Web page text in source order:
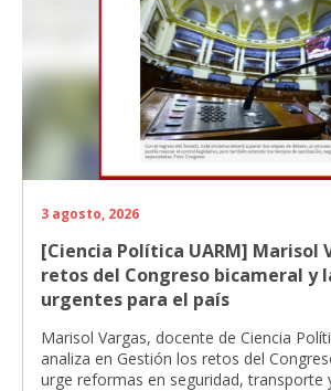
3 agosto, 2026
[Ciencia Política UARM] Marisol
retos del Congreso bicameral y
urgentes para el país
Marisol Vargas, docente de Ciencia
analiza en Gestión los retos del
urge reformas en seguridad, transporte